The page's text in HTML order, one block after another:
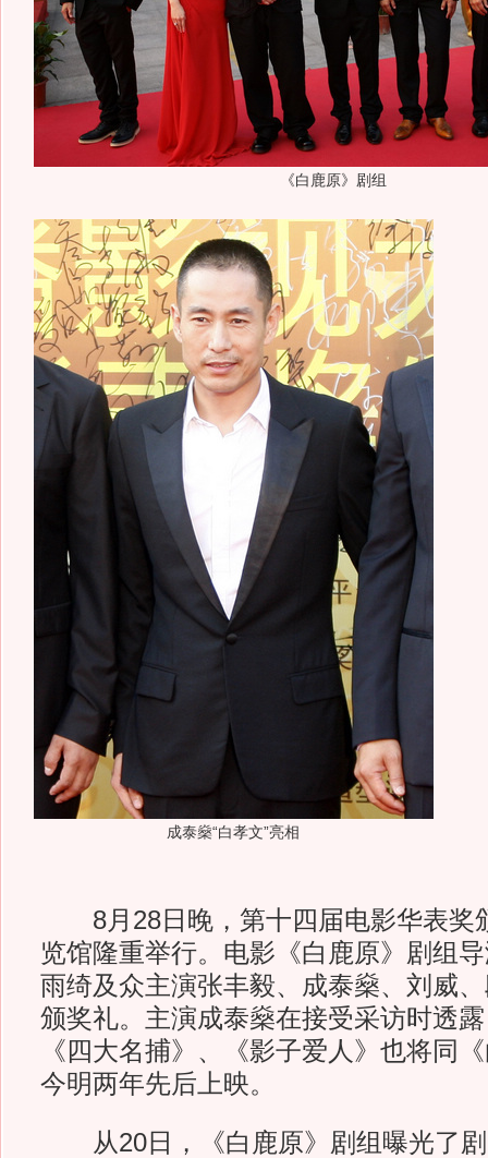
《白鹿原》剧组
成泰燊“白孝文”亮相
8月28日晚，第十四届电影华表奖
览馆隆重举行。电影《白鹿原》剧组
雨绮及众主演张丰毅、成泰燊、刘威
颁奖礼。主演成泰燊在接受采访时透
《四大名捕》、《影子爱人》也将同
今明两年先后上映。
从20日，《白鹿原》剧组曝光了剧